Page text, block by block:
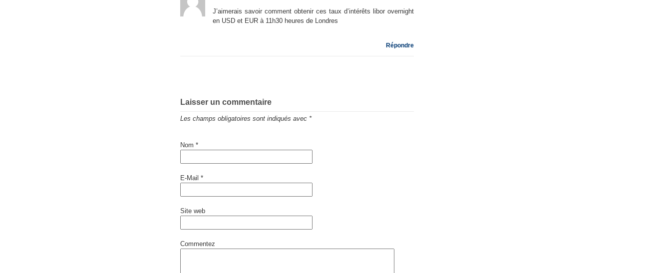
J’aimerais savoir comment obtenir ces taux d’intérêts libor overnight
en USD et EUR à 11h30 heures de Londres
Répondre
Laisser un commentaire
Les champs obligatoires sont indiqués avec *
Nom *
E-Mail *
Site web
Commentez